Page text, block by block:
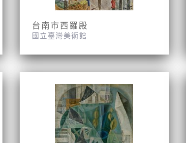
台南市西羅殿
國立臺灣美術館